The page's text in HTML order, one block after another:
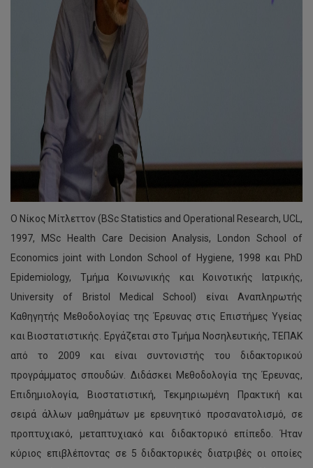
Ο Νίκος Μίτλεττον (BSc Statistics and Operational Research, UCL,
1997, MSc Health Care Decision Analysis, London School of
Economics joint with London School of Hygiene, 1998 και PhD
Epidemiology, Τμήμα Κοινωνικής και Κοινοτικής Ιατρικής,
University of Bristol Medical School) είναι Αναπληρωτής
Καθηγητής Μεθοδολογίας της Έρευνας στις Επιστήμες Υγείας
και Βιοστατιστικής. Εργάζεται στο Τμήμα Νοσηλευτικής, ΤΕΠΑΚ
από το 2009 και είναι συντονιστής του διδακτορικού
προγράμματος σπουδών. Διδάσκει Μεθοδολογία της Έρευνας,
Επιδημιολογία, Βιοστατιστική, Τεκμηριωμένη Πρακτική και
σειρά άλλων μαθημάτων με ερευνητικό προσανατολισμό, σε
προπτυχιακό, μεταπτυχιακό και διδακτορικό επίπεδο. Ήταν
κύριος επιβλέποντας σε 5 διδακτορικές διατριβές οι οποίες